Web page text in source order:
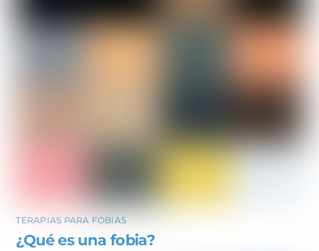
TERAPIAS PARA FOBIAS
¿Qué es una fobia?